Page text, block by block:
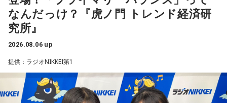
中！いち早くチケットをゲットしてください！
Maxell presents FM802 MINAMI WHEEL 2026は、FM802
が主催するライブハウス回遊型ショーケースイベントです。
今年も関西の学生アーティストを対象としたオーディション
なんだっけ？『虎ノ門 トレンド経済研
究所』
2026.08.06 up
提供：ラジオNIKKEI第1